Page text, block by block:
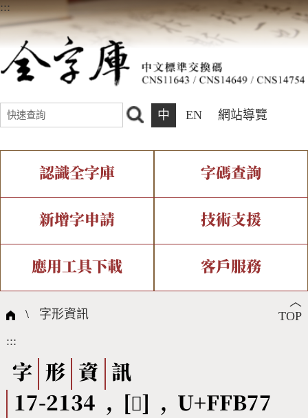
:::
中 EN 網站導覽
認識全字庫
全字庫介紹 全字庫現況
中文碼介紹 專有名詞介紹
國際字碼相關組織
字碼查詢
IDS查詢 部件查詢
複合查詢 注音查詢
筆畫查詢
筆順序查詢
CNS查詢 Unicode查詢
新增字申請
新字申請處理流程
技術支援
字形即時顯示 造字解決方案
全字庫授權 轉碼Web Service
應用工具下載
個人電腦造字處理工具
字形下載
客戶服務
問題集
熱門查詢統計
︿
TOP
\ 字形資訊
:::
字 形 資
訊
17-2134 , [󿭷] , U+FFB77